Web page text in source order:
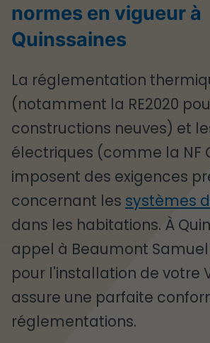
normes en vigueur à
Quinssaines
La réglementation
(notamment la RE2020
constructions neuves) et
électriques (comme la NF
imposent des exigences
concernant les systèmes
dans les habitations. À
appel à Beaumont
pour l'installation de votre
assure une parfaite
réglementations.